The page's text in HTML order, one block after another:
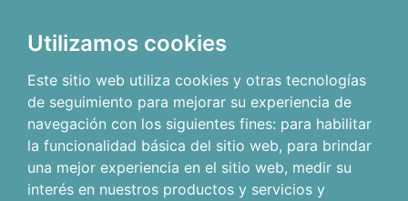
Utilizamos cookies
Este sitio web utiliza cookies y otras tecnologías
de seguimiento para mejorar su experiencia de
navegación con los siguientes fines: para habilitar
la funcionalidad básica del sitio web, para brindar
una mejor experiencia en el sitio web, medir su
interés en nuestros productos y servicios y